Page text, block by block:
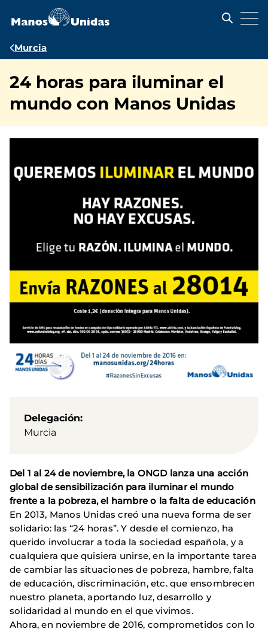
contenido
Ruta
navegación
Murcia
24 horas para iluminar el
mundo con Manos Unidas
Delegación
Murcia
Del 1 al 24 de noviembre, la ONGDlanza una acción
global de sensibilización para iluminar el mundo
frente a la pobreza, el hambre o la falta de educación
En 2013, Manos Unidas creó una nueva forma de ser
solidario: las “24 horas”. Y desde el comienzo, ha
querido involucrar a toda la sociedad española, y a
cualquiera que quisiera unirse, en la importante tarea
de cambiar las situaciones de pobreza, hambre, falta
de educación, discriminación, etc. que ensombrecen
nuestro planeta, aportando luz, desarrollo y
solidaridad al mundo en el que vivimos.
Ahora, en noviembre de 2016, comprometidos con lo